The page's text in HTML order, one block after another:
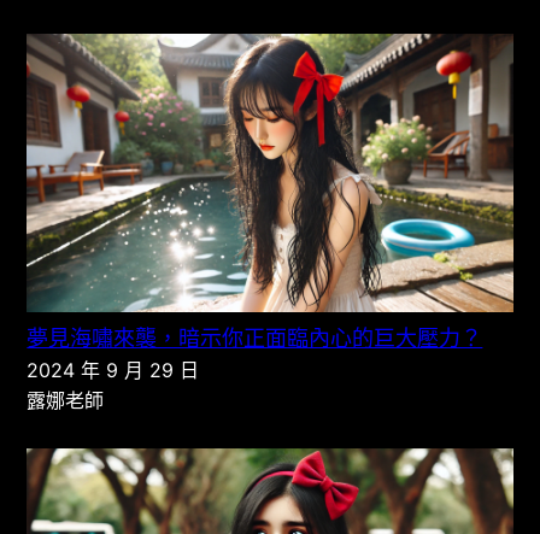
夢見海嘯來襲，暗示你正面臨內心的巨大壓力？
2024 年 9 月 29 日
露娜老師